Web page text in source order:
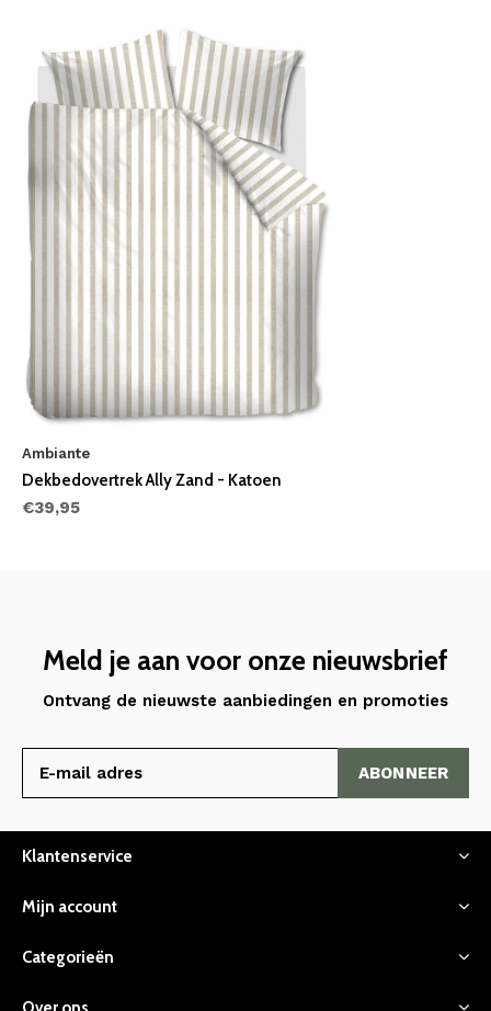
Ambiante
Dekbedovertrek Ally Zand - Katoen
€39,95
Meld je aan voor onze nieuwsbrief
Ontvang de nieuwste aanbiedingen en promoties
ABONNEER
Klantenservice
Mijn account
Categorieën